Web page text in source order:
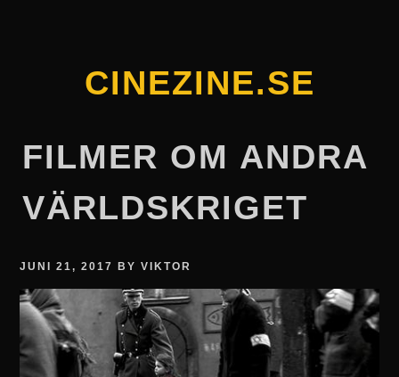
CINEZINE.SE
FILMER OM ANDRA
VÄRLDSKRIGET
JUNI 21, 2017 BYVIKTOR